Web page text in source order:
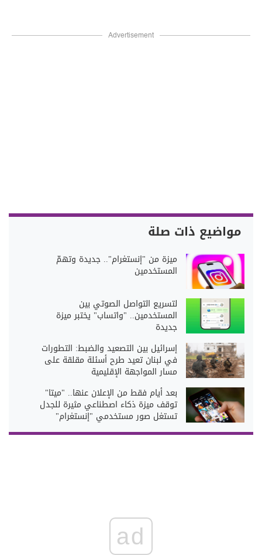
Advertisement
مواضيع ذات صلة
ميزة من "إنستغرام".. جديدة وتهمّ
المستخدمين
لتسريع التواصل الصوتي بين
المستخدمين.. "واتساب" يختبر ميزة
جديدة
إسرائيل بين التصعيد والضبط: التطورات
في لبنان تعيد طرح أسئلة مقلقة على
مسار المواجهة الإقليمية
بعد أيام فقط من الإعلان عنها.. "ميتا"
توقف ميزة ذكاء اصطناعي مثيرة للجدل
تستغل صور مستخدمي "إنستغرام"
ad